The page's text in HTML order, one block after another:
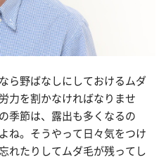
ら野ばなしにしておけるムダ
力を割かなければなりませ
季節は、露出も多くなるの
ね。そうやって日々気をつけ
れたりしてムダ毛が残ってし